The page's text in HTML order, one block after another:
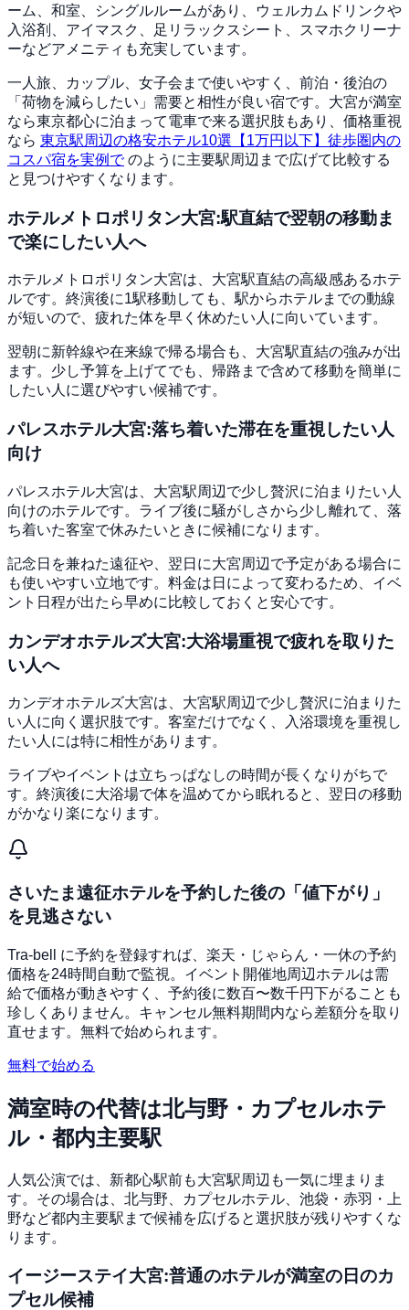
ーム、和室、シングルルームがあり、ウェルカムドリンクや
入浴剤、アイマスク、足リラックスシート、スマホクリーナ
ーなどアメニティも充実しています。
一人旅、カップル、女子会まで使いやすく、前泊・後泊の
「荷物を減らしたい」需要と相性が良い宿です。大宮が満室
なら東京都心に泊まって電車で来る選択肢もあり、価格重視
なら 東京駅周辺の格安ホテル10選【1万円以下】徒歩圏内の
コスパ宿を実例でのように主要駅周辺まで広げて比較する
と見つけやすくなります。
ホテルメトロポリタン大宮:駅直結で翌朝の移動ま
で楽にしたい人へ
ホテルメトロポリタン大宮は、大宮駅直結の高級感あるホテ
ルです。終演後に1駅移動しても、駅からホテルまでの動線
が短いので、疲れた体を早く休めたい人に向いています。
翌朝に新幹線や在来線で帰る場合も、大宮駅直結の強みが出
ます。少し予算を上げてでも、帰路まで含めて移動を簡単に
したい人に選びやすい候補です。
パレスホテル大宮:落ち着いた滞在を重視したい人
向け
パレスホテル大宮は、大宮駅周辺で少し贅沢に泊まりたい人
向けのホテルです。ライブ後に騒がしさから少し離れて、落
ち着いた客室で休みたいときに候補になります。
記念日を兼ねた遠征や、翌日に大宮周辺で予定がある場合に
も使いやすい立地です。料金は日によって変わるため、イベ
ント日程が出たら早めに比較しておくと安心です。
カンデオホテルズ大宮:大浴場重視で疲れを取りた
い人へ
カンデオホテルズ大宮は、大宮駅周辺で少し贅沢に泊まりた
い人に向く選択肢です。客室だけでなく、入浴環境を重視し
たい人には特に相性があります。
ライブやイベントは立ちっぱなしの時間が長くなりがちで
す。終演後に大浴場で体を温めてから眠れると、翌日の移動
がかなり楽になります。
さいたま遠征ホテルを予約した後の「値下がり」
を見逃さない
Tra-bell に予約を登録すれば、楽天・じゃらん・一休の予約
価格を24時間自動で監視。イベント開催地周辺ホテルは需
給で価格が動きやすく、予約後に数百〜数千円下がることも
珍しくありません。キャンセル無料期間内なら差額分を取り
直せます。無料で始められます。
無料で始める
満室時の代替は北与野・カプセルホテ
ル・都内主要駅
人気公演では、新都心駅前も大宮駅周辺も一気に埋まりま
す。その場合は、北与野、カプセルホテル、池袋・赤羽・上
野など都内主要駅まで候補を広げると選択肢が残りやすくな
ります。
イージーステイ大宮:普通のホテルが満室の日のカ
プセル候補